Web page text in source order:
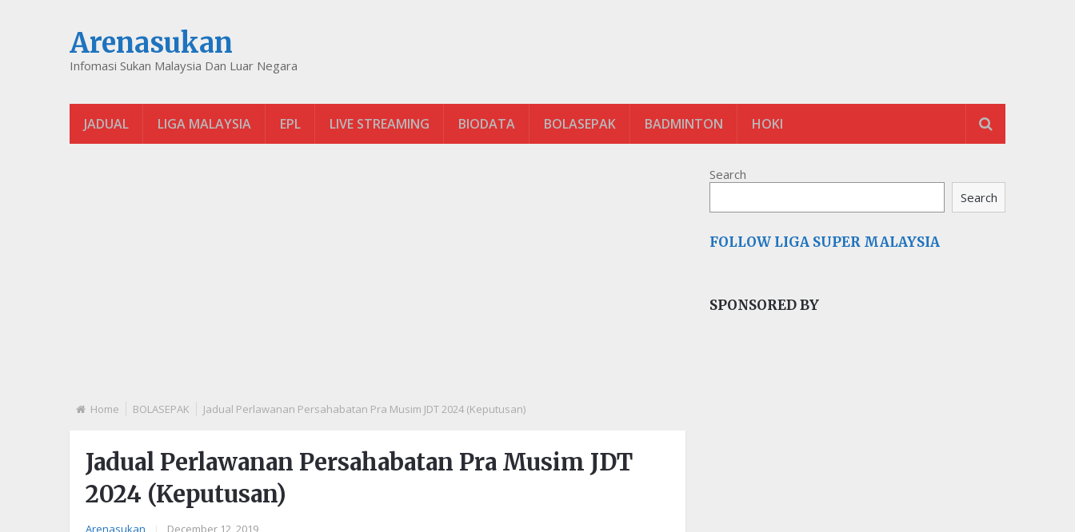
Arenasukan
Infomasi Sukan Malaysia Dan Luar Negara
JADUAL LIGA MALAYSIA EPL LIVE STREAMING BIODATA BOLASEPAK BADMINTON HOKI
Home BOLASEPAK Jadual Perlawanan Persahabatan Pra Musim JDT 2024 (Keputusan)
Jadual Perlawanan Persahabatan Pra Musim JDT
2024 (Keputusan)
Arenasukan December 12, 2019
Search
Search
FOLLOW LIGA SUPER MALAYSIA
SPONSORED BY